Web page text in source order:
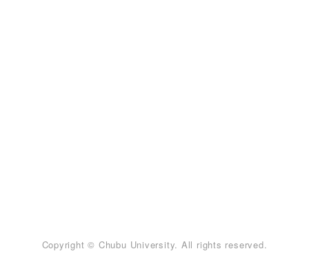
Copyright © Chubu University. All rights reserved.